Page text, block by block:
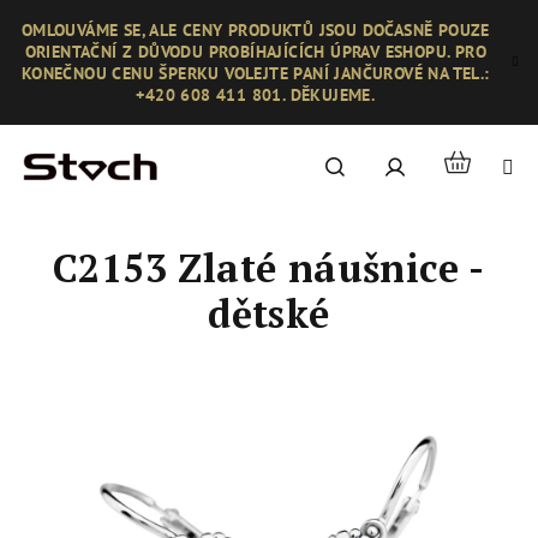
obsah
OMLOUVÁME SE, ALE CENY PRODUKTŮ JSOU DOČASNĚ POUZE
ORIENTAČNÍ Z DŮVODU PROBÍHAJÍCÍCH ÚPRAV ESHOPU. PRO
KONEČNOU CENU ŠPERKU VOLEJTE PANÍ JANČUROVÉ NA TEL.:
+420 608 411 801. DĚKUJEME.
Hledat PřihlášeníNákupní
C2153 Zlaté náušnice -
dětské